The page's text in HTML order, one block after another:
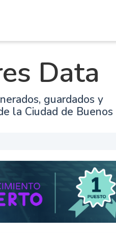
Data
guardados y
la Ciudad de Buenos